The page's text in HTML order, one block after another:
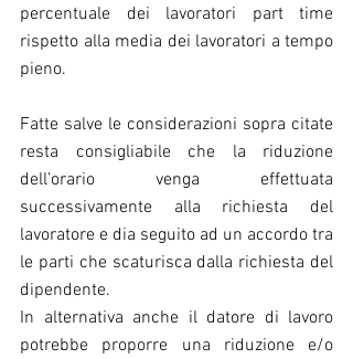
percentuale dei lavoratori part time
rispetto alla media dei lavoratori a tempo
pieno.
Fatte salve le considerazioni sopra citate
resta consigliabile che la riduzione
dell’orario venga effettuata
successivamente alla richiesta del
lavoratore e dia seguito ad un accordo tra
le parti che scaturisca dalla richiesta del
dipendente.
In alternativa anche il datore di lavoro
potrebbe proporre una riduzione e/o